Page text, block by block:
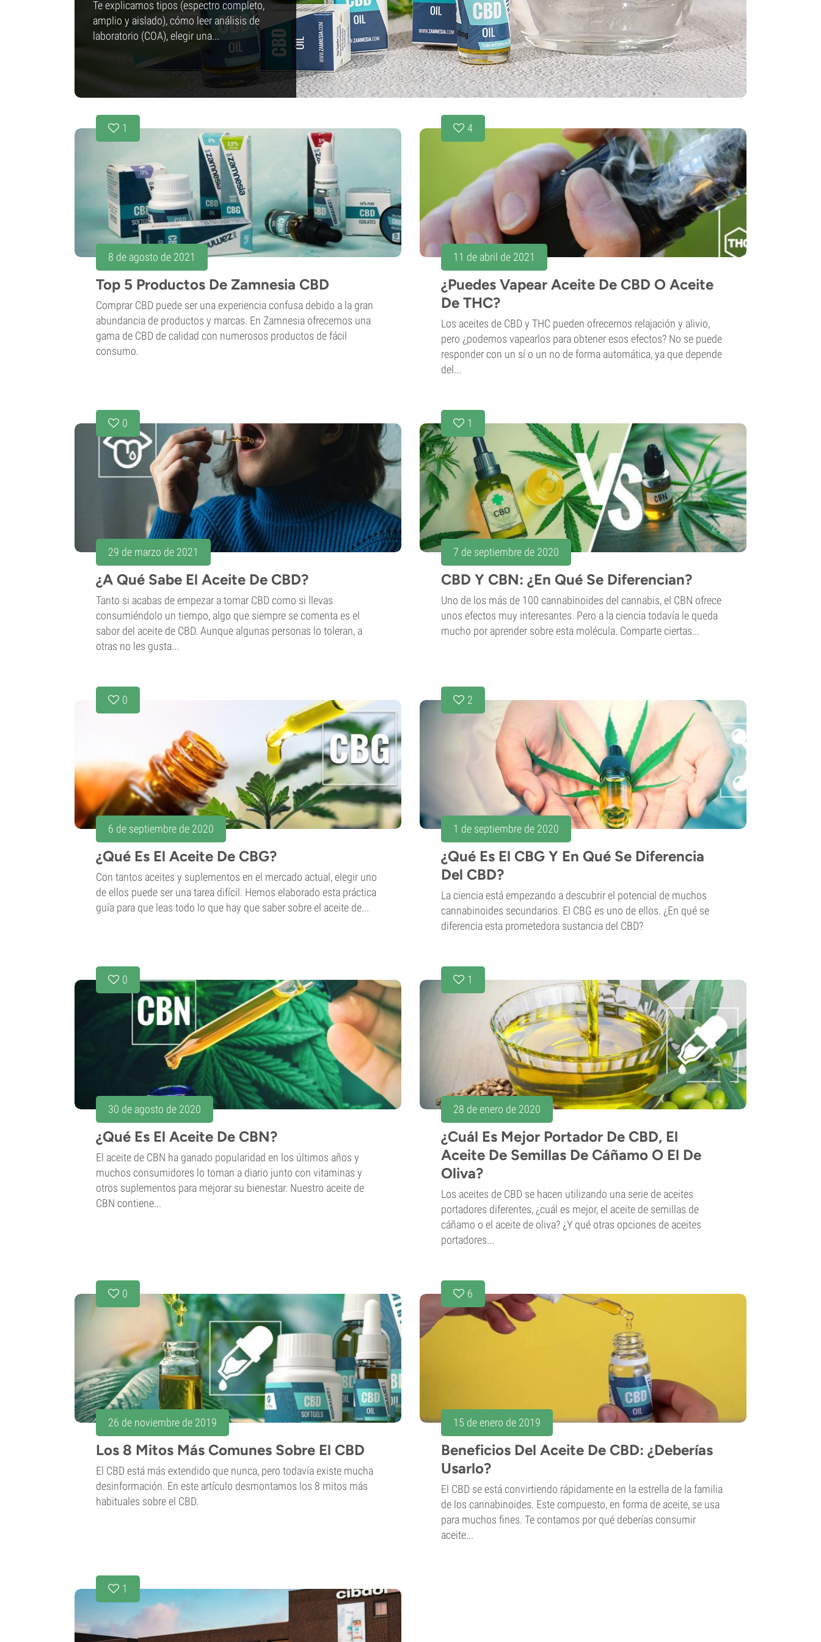
Te explicamos tipos (espectro completo,
amplio y aislado), cómo leer análisis de
laboratorio (COA), elegir una...
1
8 de agosto de 2021
Top 5 Productos De Zamnesia CBD
Comprar CBD puede ser una experiencia confusa debido a la gran
abundancia de productos y marcas. En Zamnesia ofrecemos una
gama de CBD de calidad con numerosos productos de fácil
consumo.
4
11 de abril de 2021
¿Puedes Vapear Aceite De CBD O Aceite
De THC?
Los aceites de CBD y THC pueden ofrecernos relajación y alivio,
pero ¿podemos vapearlos para obtener esos efectos? No se puede
responder con un sí o un no de forma automática, ya que depende
del...
0
29 de marzo de 2021
¿A Qué Sabe El Aceite De CBD?
Tanto si acabas de empezar a tomar CBD como si llevas
consumiéndolo un tiempo, algo que siempre se comenta es el
sabor del aceite de CBD. Aunque algunas personas lo toleran, a
otras no les gusta...
1
7 de septiembre de 2020
CBD Y CBN: ¿En Qué Se Diferencian?
Uno de los más de 100 cannabinoides del cannabis, el CBN ofrece
unos efectos muy interesantes. Pero a la ciencia todavía le queda
mucho por aprender sobre esta molécula. Comparte ciertas...
0
6 de septiembre de 2020
¿Qué Es El Aceite De CBG?
Con tantos aceites y suplementos en el mercado actual, elegir uno
de ellos puede ser una tarea difícil. Hemos elaborado esta práctica
guía para que leas todo lo que hay que saber sobre el aceite de...
2
1 de septiembre de 2020
¿Qué Es El CBG Y En Qué Se Diferencia
Del CBD?
La ciencia está empezando a descubrir el potencial de muchos
cannabinoides secundarios. El CBG es uno de ellos. ¿En qué se
diferencia esta prometedora sustancia del CBD?
0
30 de agosto de 2020
¿Qué Es El Aceite De CBN?
El aceite de CBN ha ganado popularidad en los últimos años y
muchos consumidores lo toman a diario junto con vitaminas y
otros suplementos para mejorar su bienestar. Nuestro aceite de
CBN contiene...
1
28 de enero de 2020
¿Cuál Es Mejor Portador De CBD, El
Aceite De Semillas De Cáñamo O El De
Oliva?
Los aceites de CBD se hacen utilizando una serie de aceites
portadores diferentes, ¿cuál es mejor, el aceite de semillas de
cáñamo o el aceite de oliva? ¿Y qué otras opciones de aceites
portadores...
0
26 de noviembre de 2019
Los 8 Mitos Más Comunes Sobre El CBD
El CBD está más extendido que nunca, pero todavía existe mucha
desinformación. En este artículo desmontamos los 8 mitos más
habituales sobre el CBD.
6
15 de enero de 2019
Beneficios Del Aceite De CBD: ¿Deberías
Usarlo?
El CBD se está convirtiendo rápidamente en la estrella de la familia
de los cannabinoides. Este compuesto, en forma de aceite, se usa
para muchos fines. Te contamos por qué deberías consumir
aceite...
1